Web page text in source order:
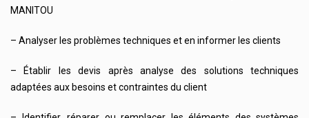
MANITOU
– Analyser les problèmes techniques et en informer les clients
– Établir les devis après analyse des solutions techniques
adaptées aux besoins et contraintes du client